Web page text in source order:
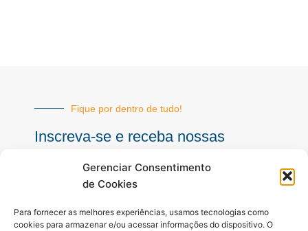
Gerenciar Consentimento
de Cookies
Para fornecer as melhores experiências, usamos tecnologias como
cookies para armazenar e/ou acessar informações do dispositivo. O
Fique por dentro de tudo!
Inscreva-se e receba nossas
mail